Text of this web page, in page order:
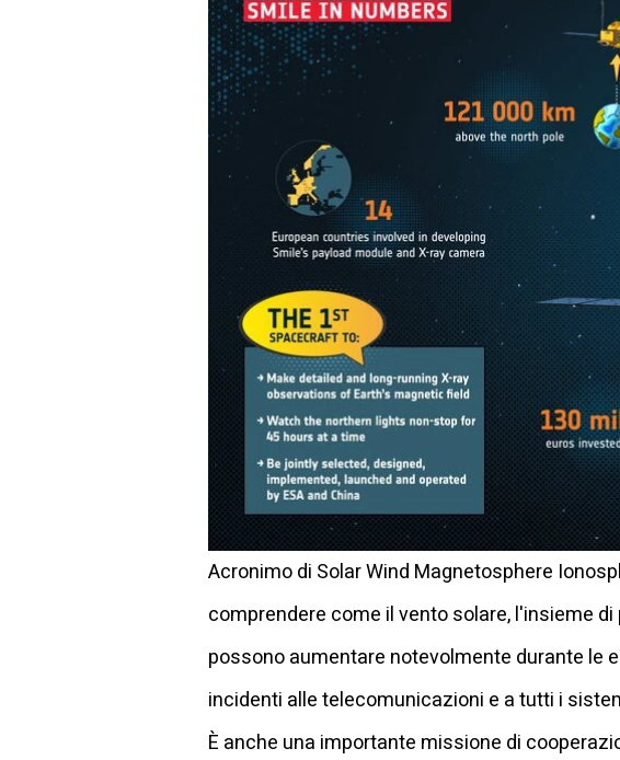
Acronimo di Solar Wind Magnetosphere
comprendere come il vento solare, l'insieme
possono aumentare notevolmente durante le
incidenti alle telecomunicazioni e a tutti i
È anche una importante missione di